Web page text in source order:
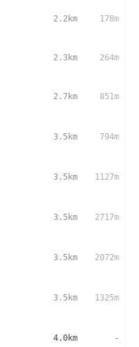
2.2km 178m
2.3km 264m
2.7km 851m
3.5km 794m
3.5km 1127m
3.5km 2717m
3.5km 2072m
3.5km 1325m
4.0km -